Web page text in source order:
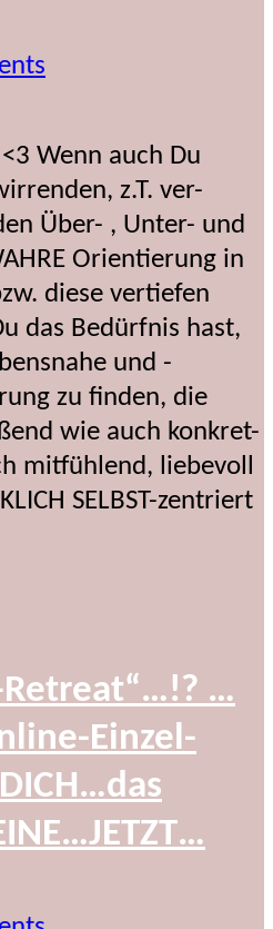
Wenn auch Du
z.T. ver-
Über- , Unter- und
Orientierung in
diese vertiefen
das Bedürfnis hast,
und -
zu finden, die
wie auch konkret-
mitfühlend, liebevoll
SELBST-zentriert
Retreat“…!? …
Einzel-